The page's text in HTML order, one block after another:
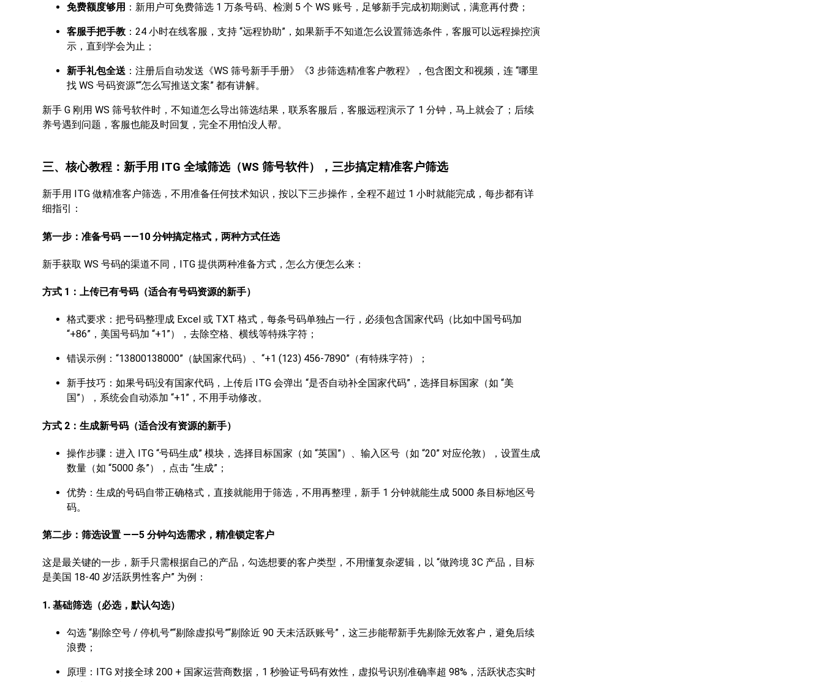
免费额度够用 ：新用户可免费筛选 1 万条号码、检测 5 个 WS 账号，足够新手完成初期测试，满意再付费；
客服手把手教 ：24 小时在线客服，支持 “远程协助”，如果新手不知道怎么设置筛选条件，客服可以远程操控演
示，直到学会为止；
新手礼包全送 ：注册后自动发送《WS 筛号新手手册》《3 步筛选精准客户教程》，包含图文和视频，连 “哪里
找 WS 号码资源”“怎么写推送文案” 都有讲解。
新手 G 刚用 WS 筛号软件时，不知道怎么导出筛选结果，联系客服后，客服远程演示了 1 分钟，马上就会了；后续
养号遇到问题，客服也能及时回复，完全不用怕没人帮。
三、核心教程：新手用 ITG 全域筛选（WS 筛号软件），三步搞定精准客户筛选
新手用 ITG 做精准客户筛选，不用准备任何技术知识，按以下三步操作，全程不超过 1 小时就能完成，每步都有详
细指引：
第一步：准备号码 ——10 分钟搞定格式，两种方式任选
新手获取 WS 号码的渠道不同，ITG 提供两种准备方式，怎么方便怎么来：
方式 1：上传已有号码（适合有号码资源的新手）
格式要求：把号码整理成 Excel 或 TXT 格式，每条号码单独占一行，必须包含国家代码（比如中国号码加
“+86”，美国号码加 “+1”），去除空格、横线等特殊字符；
错误示例：“13800138000”（缺国家代码）、“+1 (123) 456-7890”（有特殊字符）；
新手技巧：如果号码没有国家代码，上传后 ITG 会弹出 “是否自动补全国家代码”，选择目标国家（如 “美
国”），系统会自动添加 “+1”，不用手动修改。
方式 2：生成新号码（适合没有资源的新手）
操作步骤：进入 ITG “号码生成” 模块，选择目标国家（如 “英国”）、输入区号（如 “20” 对应伦敦），设置生成
数量（如 “5000 条”），点击 “生成”；
优势：生成的号码自带正确格式，直接就能用于筛选，不用再整理，新手 1 分钟就能生成 5000 条目标地区号
码。
第二步：筛选设置 ——5 分钟勾选需求，精准锁定客户
这是最关键的一步，新手只需根据自己的产品，勾选想要的客户类型，不用懂复杂逻辑，以 “做跨境 3C 产品，目标
是美国 18-40 岁活跃男性客户” 为例：
1. 基础筛选（必选，默认勾选）
勾选 “剔除空号 / 停机号”“剔除虚拟号”“剔除近 90 天未活跃账号”，这三步能帮新手先剔除无效客户，避免后续
浪费；
原理：ITG 对接全球 200 + 国家运营商数据，1 秒验证号码有效性，虚拟号识别准确率超 98%，活跃状态实时